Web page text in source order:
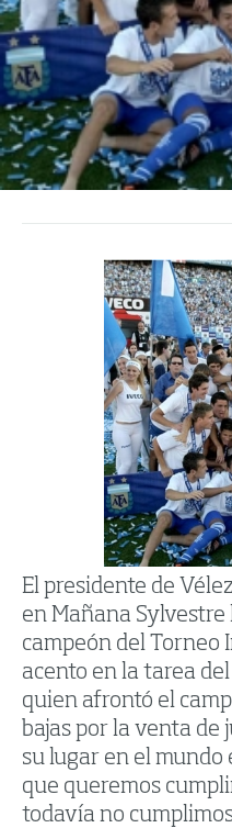
El presidente de
en Mañana
campeón del Torneo
acento en la tarea
quien afrontó el
bajas por la venta de
su lugar en el mundo
que queremos
todavía no
LinkedIn